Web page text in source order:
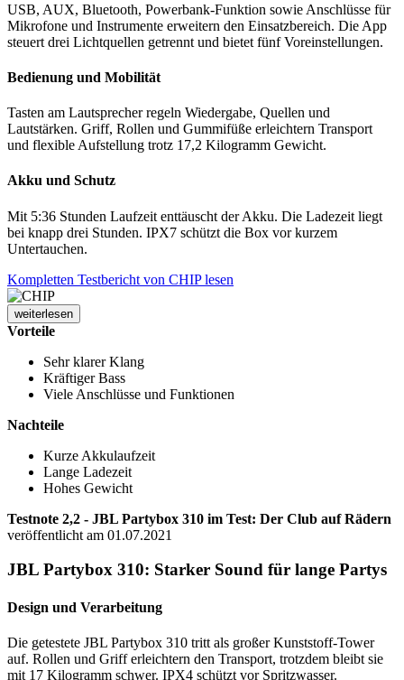
USB, AUX, Bluetooth, Powerbank-Funktion sowie Anschlüsse für
Mikrofone und Instrumente erweitern den Einsatzbereich. Die App
steuert drei Lichtquellen getrennt und bietet fünf Voreinstellungen.
Bedienung und Mobilität
Tasten am Lautsprecher regeln Wiedergabe, Quellen und
Lautstärken. Griff, Rollen und Gummifüße erleichtern Transport
und flexible Aufstellung trotz 17,2 Kilogramm Gewicht.
Akku und Schutz
Mit 5:36 Stunden Laufzeit enttäuscht der Akku. Die Ladezeit liegt
bei knapp drei Stunden. IPX7 schützt die Box vor kurzem
Untertauchen.
Kompletten Testbericht von CHIP lesen
weiterlesen
Vorteile
Sehr klarer Klang
Kräftiger Bass
Viele Anschlüsse und Funktionen
Nachteile
Kurze Akkulaufzeit
Lange Ladezeit
Hohes Gewicht
Testnote 2,2 - JBL Partybox 310 im Test: Der Club auf Rädern
veröffentlicht am 01.07.2021
JBL Partybox 310: Starker Sound für lange Partys
Design und Verarbeitung
Die getestete JBL Partybox 310 tritt als großer Kunststoff-Tower
auf. Rollen und Griff erleichtern den Transport, trotzdem bleibt sie
mit 17 Kilogramm schwer. IPX4 schützt vor Spritzwasser.